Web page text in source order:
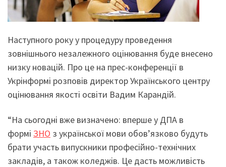
Наступного року у процедуру проведення
зовнішнього незалежного оцінювання буде внесено
низку новацій. Про це на прес-конференції в
Укрінформі розповів директор Українського центру
оцінювання якості освіти Вадим Карандій.
“На сьогодні вже визначено: вперше у ДПА в
формі ЗНО з української мови обов’язково будуть
брати участь випускники професійно-технічних
закладів, а також коледжів. Це дасть можливість